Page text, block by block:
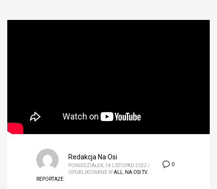
0
Redakcja Na Osi
PONIEDZIAŁEK, 14 LISTOPAD 2022 /
OPUBLIKOWANE WALL NA OSI TV,
REPORTAŻE